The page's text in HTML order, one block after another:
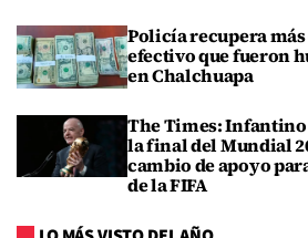
Policía recupera más
efectivo que fueron
en Chalchuapa
The Times:
la final del Mundial
cambio de apoyo
de la FIFA